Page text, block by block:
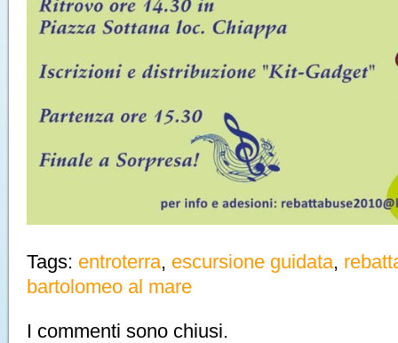
Tags: entroterra, escursione guidata,
bartolomeo al mare
I commenti sono chiusi.